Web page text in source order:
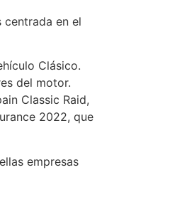
en el
Clásico.
del motor.
Classic Raid,
2022, que
empresas